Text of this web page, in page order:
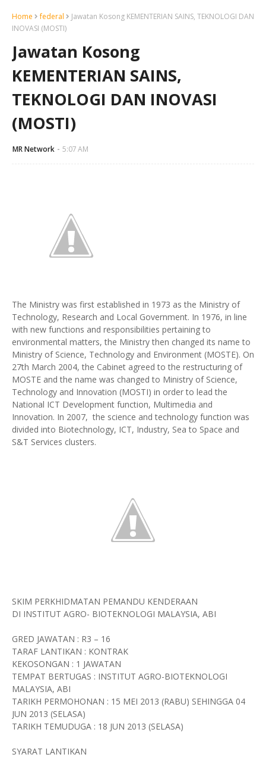
Home federal
Jawatan Kosong KEMENTERIAN SAINS, TEKNOLOGI DAN
INOVASI (MOSTI)
Jawatan Kosong
KEMENTERIAN SAINS,
TEKNOLOGI DAN INOVASI
(MOSTI)
MR Network 5:07 AM
The Ministry was first established in 1973 as the Ministry of
Technology, Research and Local Government. In 1976, in line
with new functions and responsibilities pertaining to
environmental matters, the Ministry then changed its name to
Ministry of Science, Technology and Environment (MOSTE). On
27th March 2004, the Cabinet agreed to the restructuring of
MOSTE and the name was changed to Ministry of Science,
Technology and Innovation (MOSTI) in order to lead the
National ICT Development function, Multimedia and
Innovation. In 2007, the science and technology function was
divided into Biotechnology, ICT, Industry, Sea to Space and
S&T Services clusters.
SKIM PERKHIDMATAN PEMANDU KENDERAAN
DI INSTITUT AGRO- BIOTEKNOLOGI MALAYSIA, ABI
GRED JAWATAN : R3 – 16
TARAF LANTIKAN : KONTRAK
KEKOSONGAN : 1 JAWATAN
TEMPAT BERTUGAS : INSTITUT AGRO-BIOTEKNOLOGI
MALAYSIA, ABI
TARIKH PERMOHONAN : 15 MEI 2013 (RABU) SEHINGGA 04
JUN 2013 (SELASA)
TARIKH TEMUDUGA : 18 JUN 2013 (SELASA)
SYARAT LANTIKAN